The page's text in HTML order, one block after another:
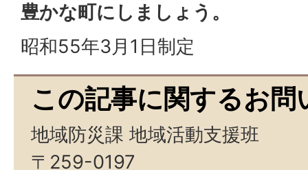
豊かな町にしましょう。
昭和55年3月1日制定
この記事に関するお問
地域防災課 地域活動支援班
〒259-0197